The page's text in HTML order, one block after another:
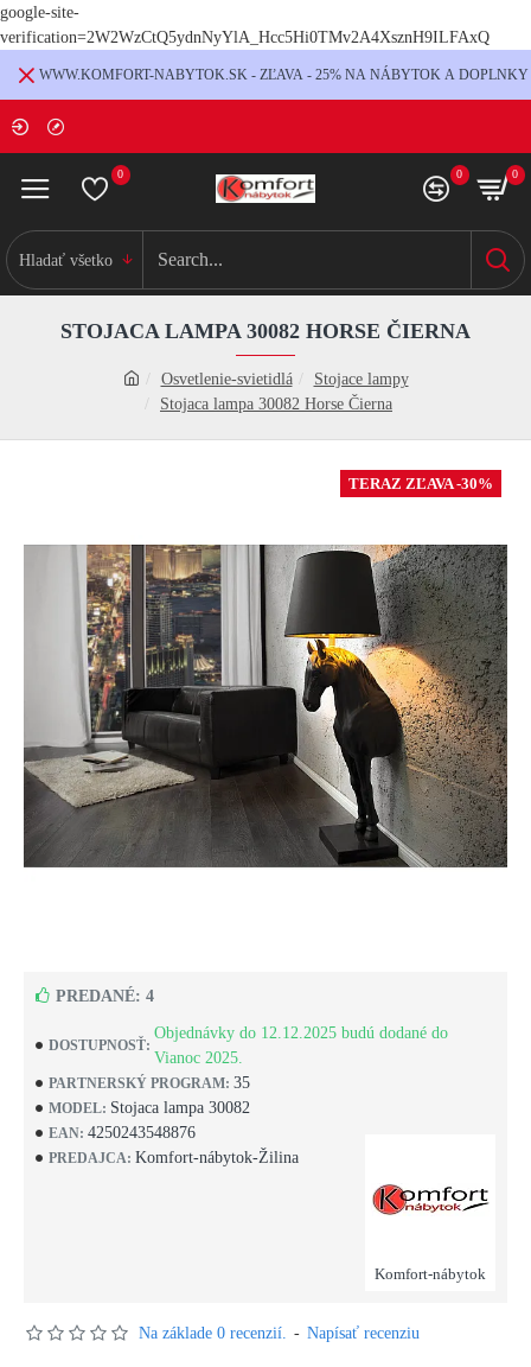
google-site-
verification=2W2WzCtQ5ydnNyYlA_Hcc5Hi0TMv2A4XsznH9ILFAxQ
WWW.KOMFORT-NABYTOK.SK - ZĽAVA - 25% NA NÁBYTOK A DOPLNKY
0 0 0
Hladať všetko
Osvetlenie-svietidlá
Stojace lampy
Stojaca lampa 30082 Horse Čierna
STOJACA LAMPA 30082 HORSE ČIERNA
TERAZ ZĽAVA -30%
DOSTUPNOSŤ:
Objednávky do 12.12.2025 budú dodané do
Vianoc 2025.
PARTNERSKÝ PROGRAM: 35
MODEL: Stojaca lampa 30082
EAN: 4250243548876
PREDAJCA: Komfort-nábytok-Žilina
Komfort-nábytok
PREDANÉ: 4
Na základe 0 recenzií. - Napísať recenziu